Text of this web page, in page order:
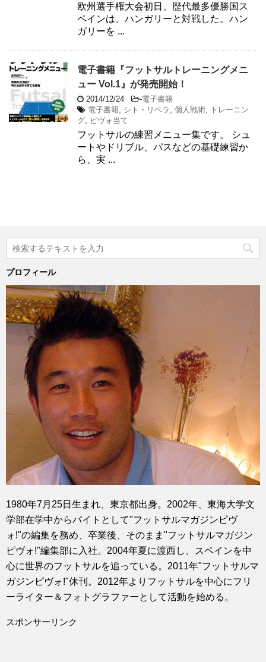
欧州選手権大会初日、歴代最多優勝国ス
ペインは、ハンガリーと対戦した。ハン
ガリーを ...
電子書籍『フットサルトレーニングメニ
ュー Vol.1』が発売開始！
2014/12/24 -電子書籍
電子書籍 シト・リベラ 個人戦術
トレーニン
グ
ピヴォ当て
フットサルの練習メニュー集です。 シュ
ートやドリブル、パスなどの基礎練習か
ら、実 ...
プロフィール
1980年7月25日生まれ、東京都出身。2002年、東海大学文
学部在学中からバイトとして"フットサルマガジンピヴ
ォ!"の編集を務め、卒業後、そのまま"フットサルマガジン
ピヴォ!"編集部に入社。2004年夏に渡西し、スペインを中
心に世界のフットサルを追っている。2011年"フットサルマ
ガジンピヴォ!"休刊。2012年よりフットサルを中心にフリ
ーライター＆フォトグラファーとして活動を始める。
スポンサーリンク